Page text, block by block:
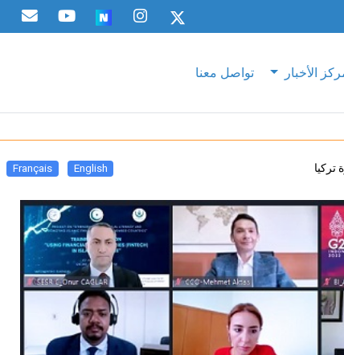
الأخبار تواصل معنا
تركيا English
Français